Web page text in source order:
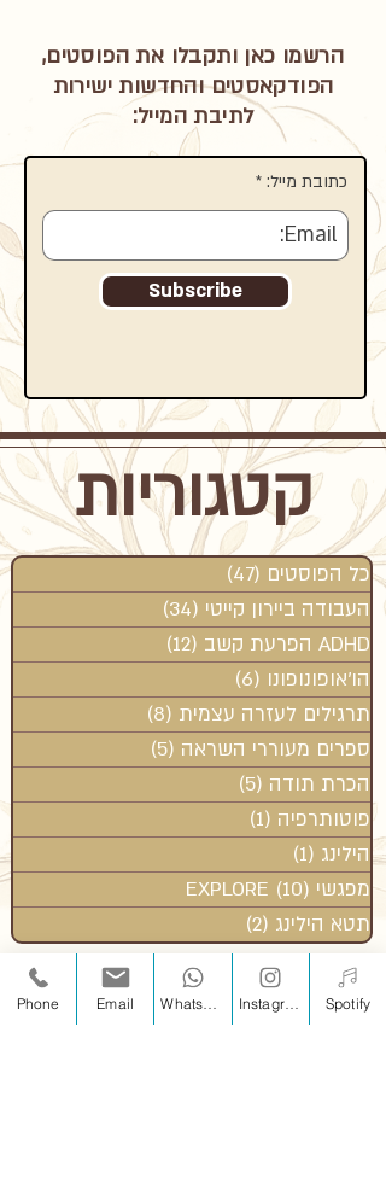
הרשמו כאן ותקבלו את הפוסטים,
הפודקאסטים והחדשות ישירות
לתיבת המייל:
כתובת מייל:
Subscribe
קטגוריות
כל הפוסטים (47)
העבודה ביירון קייטי (34)
ADHD הפרעת קשב
(12)
הו'אופונופונו (6)
תרגילים לעזרה עצמית (8)
ספרים מעוררי השראה (5)
הכרת תודה (5)
פוטותרפיה (1)
הילינג (1)
מפגשי EXPLORE (10)
תטא הילינג (2)
Phone Email Spotify